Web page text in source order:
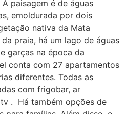
paisagem é de águas
emoldurada por dois
nativa da Mata
praia, há um lago de águas
garças na época da
conta com 27 apartamentos
diferentes. Todas as
com frigobar, ar
. Há também opções de